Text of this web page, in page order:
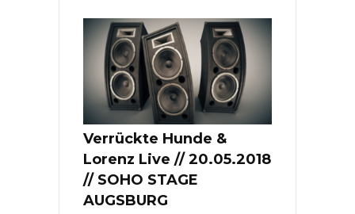
Verrückte Hunde &
Lorenz Live // 20.05.2018
// SOHO STAGE
AUGSBURG